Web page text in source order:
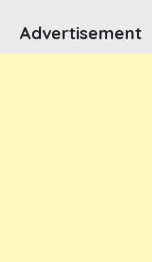
Advertisement